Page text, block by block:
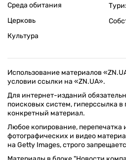
Среда обитания
Церковь
Культура
Использование материалов
условии ссылки на «ZN.UA».
Для интернет-изданий
поисковых систем, гиперссылка в
конкретный материал.
Любое копирование, перепечатка
фотографических и видео
на Getty Images, строго